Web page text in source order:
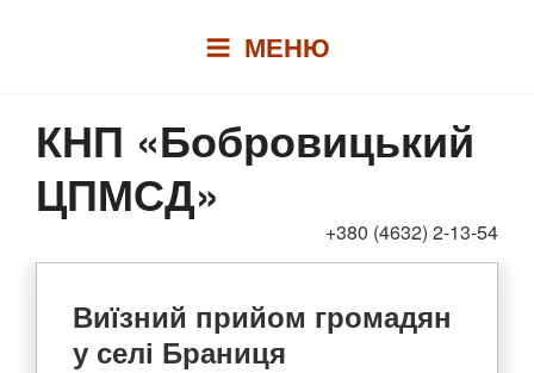
МЕНЮ
КНП «Бобровицький
ЦПМСД»
+380 (4632) 2-13-54
Виїзний прийом громадян
у селі Браниця